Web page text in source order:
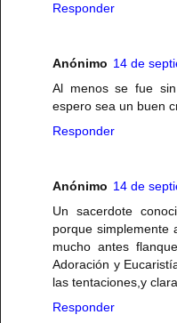
Responder
Anónimo 14 de
Al menos se fue sin
espero sea un buen
Responder
Anónimo 14 de
Un sacerdote
porque simplemente
mucho antes
Adoración y
las tentaciones,y
Responder